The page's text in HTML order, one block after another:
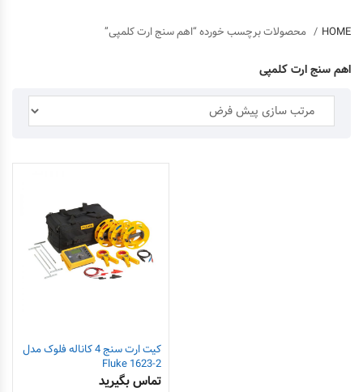
HOME محصولات برچسب خورده “اهم سنج ارت کلمپی”
اهم سنج ارت کلمپی
کیت ارت سنج 4 کاناله فلوک مدل
Fluke 1623-2
تماس بگیرید